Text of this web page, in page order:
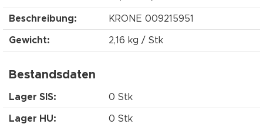
Beschreibung: KRONE 009215951
Gewicht: 2,16 kg / Stk
Bestandsdaten
Lager SIS: 0 Stk
Lager HU: 0 Stk